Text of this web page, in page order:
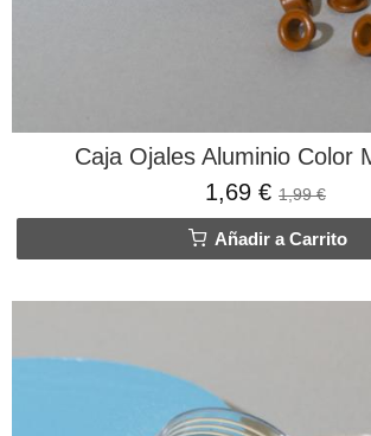
Caja Ojales Aluminio Color
1,69 € 1,99 €
Añadir a Carrito